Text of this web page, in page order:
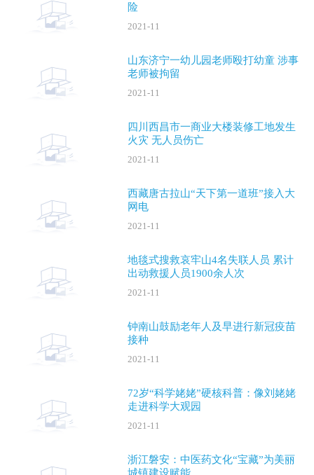
险
2021-11
山东济宁一幼儿园老师殴打幼童 涉事
老师被拘留
2021-11
四川西昌市一商业大楼装修工地发生
火灾 无人员伤亡
2021-11
西藏唐古拉山“天下第一道班”接入大
网电
2021-11
地毯式搜救哀牢山4名失联人员 累计
出动救援人员1900余人次
2021-11
钟南山鼓励老年人及早进行新冠疫苗
接种
2021-11
72岁“科学姥姥”硬核科普：像刘姥姥
走进科学大观园
2021-11
浙江磐安：中医药文化“宝藏”为美丽
城镇建设赋能